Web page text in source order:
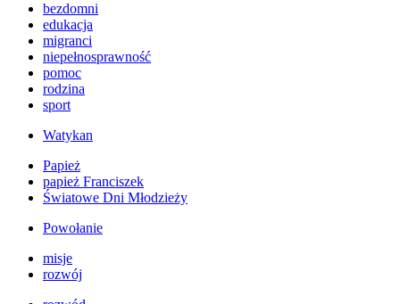
bezdomni
edukacja
migranci
niepełnosprawność
pomoc
rodzina
sport
Watykan
Papież
papież Franciszek
Światowe Dni Młodzieży
Powołanie
misje
rozwój